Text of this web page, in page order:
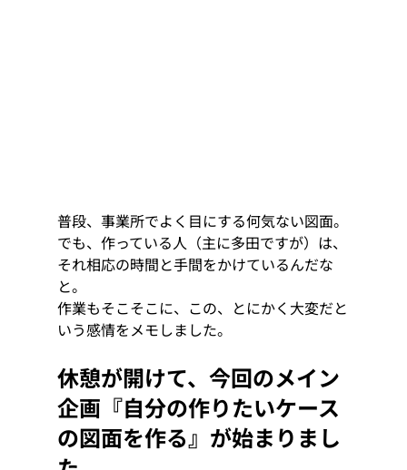
普段、事業所でよく目にする何気ない図面。
でも、作っている人（主に多田ですが）は、
それ相応の時間と手間をかけているんだな
と。
作業もそこそこに、この、とにかく大変だと
いう感情をメモしました。
休憩が開けて、今回のメイン
企画『自分の作りたいケース
の図面を作る』が始まりまし